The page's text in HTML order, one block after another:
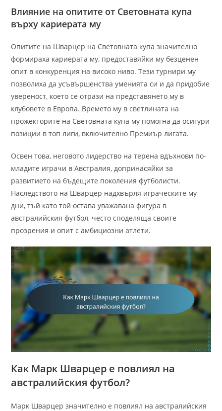
Влияние на опитите от Световната купа
върху кариерата му
Опитите на Шварцер на Световната купа значително
формираха кариерата му, предоставяйки му безценен
опит в конкуренция на високо ниво. Тези турнири му
позволиха да усъвършенства уменията си и да придобие
увереност, което се отрази на представянето му в
клубовете в Европа. Времето му в светлината на
прожекторите на Световната купа му помогна да осигури
позиции в топ лиги, включително Премиър лигата.
Освен това, неговото лидерство на терена вдъхнови по-
младите играчи в Австралия, допринасяйки за
развитието на бъдещите поколения футболисти.
Наследството на Шварцер надхвърля играческите му
дни, тъй като той остава уважавана фигура в
австралийския футбол, често споделяща своите
прозрения и опит с амбициозни атлети.
Как Марк Шварцер е повлиял на
австралийския футбол?
Марк Шварцер значително е повлиял на австралийския